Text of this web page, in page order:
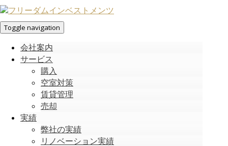
Toggle navigation
会社案内
サービス
購入
空室対策
賃貸管理
売却
実績
弊社の実績
リノベーション実績